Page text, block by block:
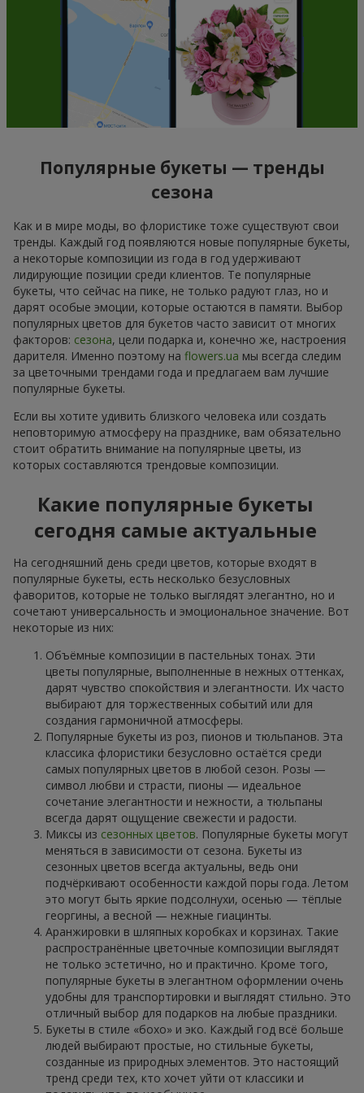
Популярные букеты — тренды
сезона
Как и в мире моды, во флористике тоже существуют свои
тренды. Каждый год появляются новые популярные букеты,
а некоторые композиции из года в год удерживают
лидирующие позиции среди клиентов. Те популярные
букеты, что сейчас на пике, не только радуют глаз, но и
дарят особые эмоции, которые остаются в памяти. Выбор
популярных цветов для букетов часто зависит от многих
факторов: сезона, цели подарка и, конечно же, настроения
дарителя. Именно поэтому на flowers.ua мы всегда следим
за цветочными трендами года и предлагаем вам лучшие
популярные букеты.
Если вы хотите удивить близкого человека или создать
неповторимую атмосферу на празднике, вам обязательно
стоит обратить внимание на популярные цветы, из
которых составляются трендовые композиции.
Какие популярные букеты
сегодня самые актуальные
На сегодняшний день среди цветов, которые входят в
популярные букеты, есть несколько безусловных
фаворитов, которые не только выглядят элегантно, но и
сочетают универсальность и эмоциональное значение. Вот
некоторые из них:
Объёмные композиции в пастельных тонах. Эти
цветы популярные, выполненные в нежных оттенках,
дарят чувство спокойствия и элегантности. Их часто
выбирают для торжественных событий или для
создания гармоничной атмосферы.
Популярные букеты из роз, пионов и тюльпанов. Эта
классика флористики безусловно остаётся среди
самых популярных цветов в любой сезон. Розы —
символ любви и страсти, пионы — идеальное
сочетание элегантности и нежности, а тюльпаны
всегда дарят ощущение свежести и радости.
Миксы из сезонных цветов. Популярные букеты могут
меняться в зависимости от сезона. Букеты из
сезонных цветов всегда актуальны, ведь они
подчёркивают особенности каждой поры года. Летом
это могут быть яркие подсолнухи, осенью — тёплые
георгины, а весной — нежные гиацинты.
Аранжировки в шляпных коробках и корзинах. Такие
распространённые цветочные композиции выглядят
не только эстетично, но и практично. Кроме того,
популярные букеты в элегантном оформлении очень
удобны для транспортировки и выглядят стильно. Это
отличный выбор для подарков на любые праздники.
Букеты в стиле «бохо» и эко. Каждый год всё больше
людей выбирают простые, но стильные букеты,
созданные из природных элементов. Это настоящий
тренд среди тех, кто хочет уйти от классики и